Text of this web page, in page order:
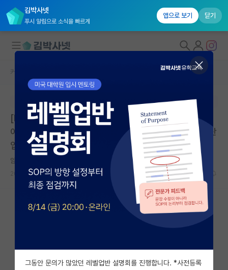
김박사넷
푸시 알림으로 소식을 빠르게
앱으로 보기 닫기
대학원생 모집
국내대학원 정보
연구실&오픈랩
커뮤니티
커뮤니티 홈
전체글보기
베스트 게시판
자유 게시판(아무개랩)
커뮤니티 홈
본문이 수정되지 않는 박제글입니다.
[POSTECH] 포항공과대학교 융합대학원 산업데이터사
이언스전공 2026-27학년... | POSTECH 융합대학원 산
업데이터사이언스전공 | 마감: 2026.09.11. 18:00
얌전한 게오르크 헤겔
2026.07.02 0 1078
그동안 문의가 많았던 레벨업반 설명회를 진행합니다. *사전등록